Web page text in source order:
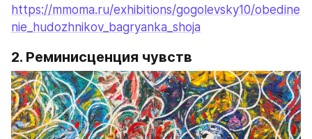
https://mmoma.ru/exhibitions/gogolevsky10/obedine
nie_hudozhnikov_bagryanka_shoja
2. Реминисценция чувств